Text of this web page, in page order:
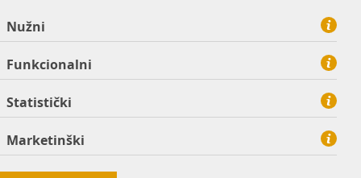
Nužni
Funkcionalni
Statistički
Marketinški